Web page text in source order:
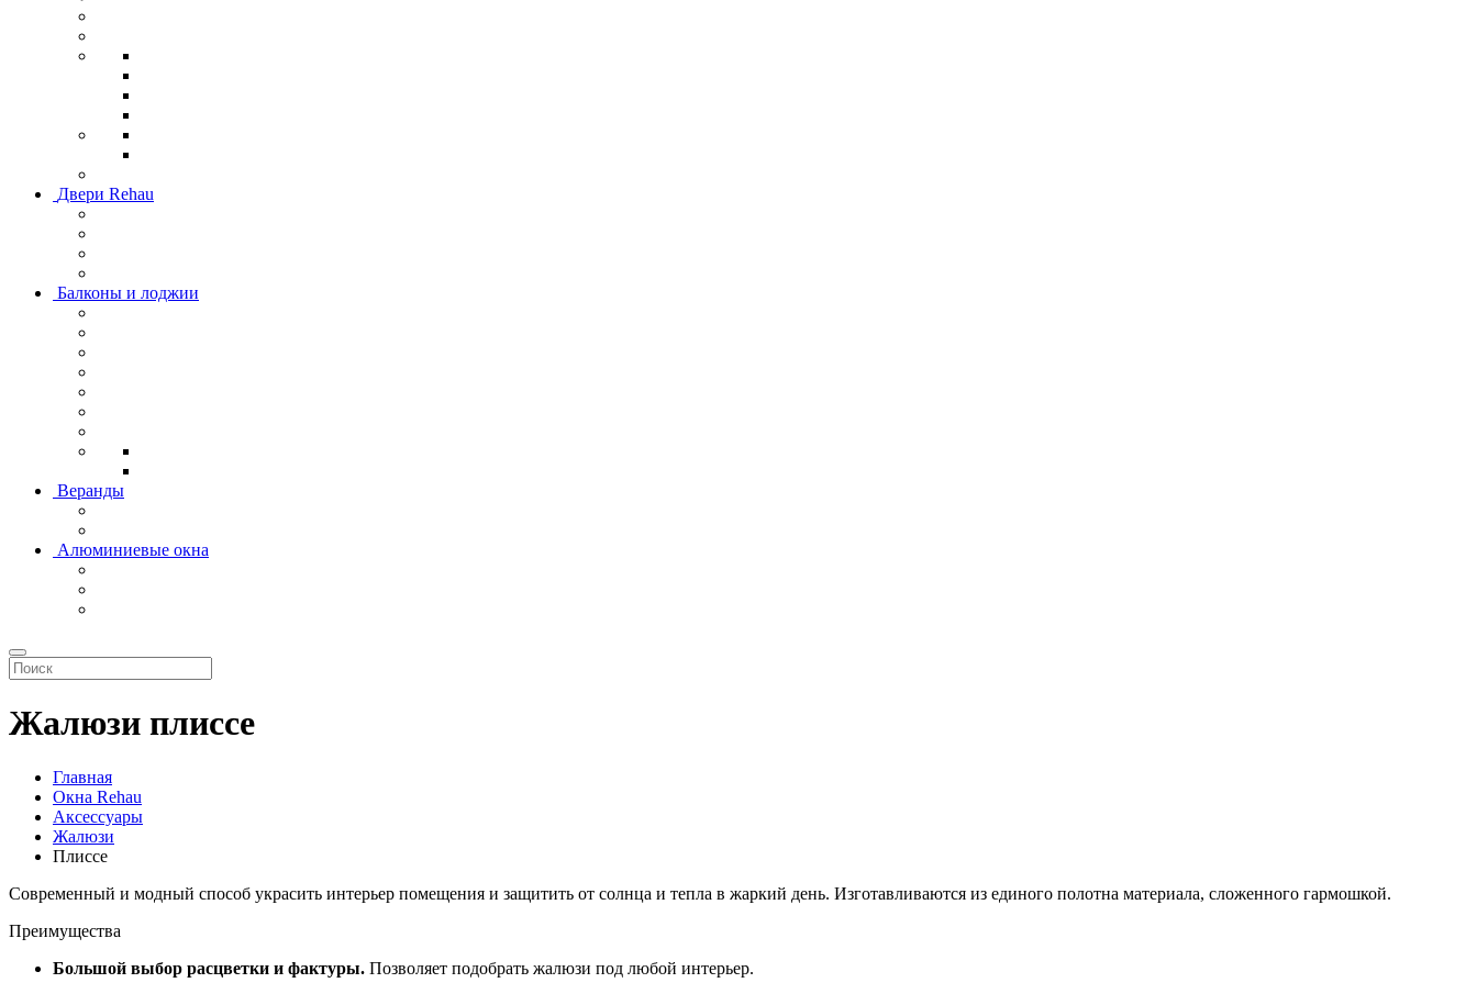
Двери Rehau
Балконы и лоджии
Веранды
Алюминиевые окна
Жалюзи плиссе
Главная
Окна Rehau
Аксессуары
Жалюзи
Плиссе
Современный и модный способ украсить интерьер помещения и защитить от солнца и тепла в жаркий день. Изготавливаются из единого полотна материала, сложенного гармошкой.
Преимущества
Большой выбор расцветки и фактуры. Позволяет подобрать жалюзи под любой интерьер.